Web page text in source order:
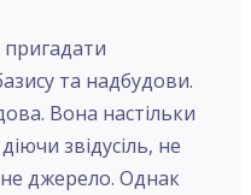
та надбудови.
Вона настільки
звідусіль, не
джерело. Однак